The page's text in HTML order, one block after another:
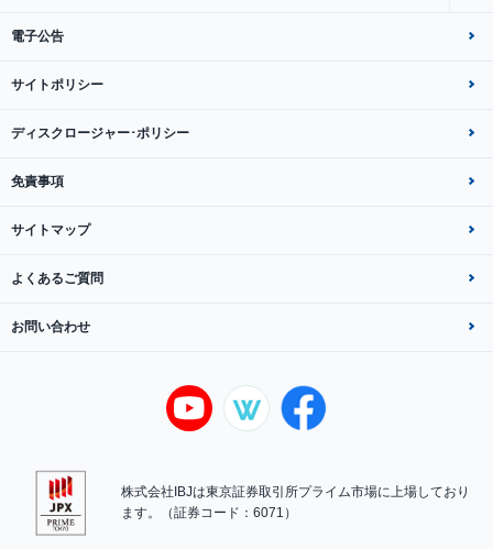
電子公告
サイトポリシー
ディスクロージャー･ポリシー
免責事項
サイトマップ
よくあるご質問
お問い合わせ
株式会社IBJは東京証券取引所プライム市場に上場しており
ます。（証券コード：6071）